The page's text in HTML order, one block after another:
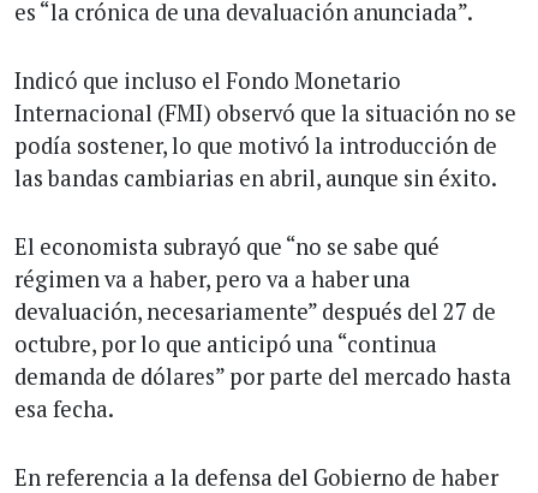
es “la crónica de una devaluación anunciada”.
Indicó que incluso el Fondo Monetario
Internacional (FMI) observó que la situación no se
podía sostener, lo que motivó la introducción de
las bandas cambiarias en abril, aunque sin éxito.
El economista subrayó que “no se sabe qué
régimen va a haber, pero va a haber una
devaluación, necesariamente” después del 27 de
octubre, por lo que anticipó una “continua
demanda de dólares” por parte del mercado hasta
esa fecha.
En referencia a la defensa del Gobierno de haber